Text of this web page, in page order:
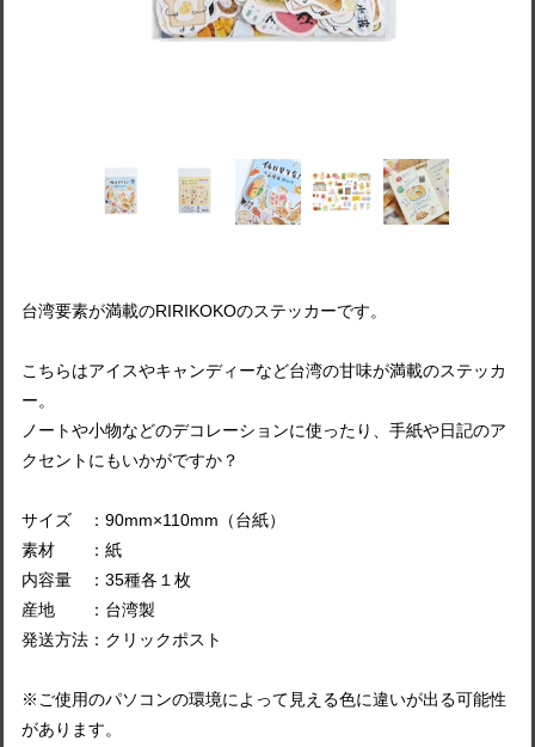
台湾要素が満載のRIRIKOKOのステッカーです。
こちらはアイスやキャンディーなど台湾の甘味が満載のステッカ
ー。
ノートや小物などのデコレーションに使ったり、手紙や日記のア
クセントにもいかがですか？
サイズ ：90mm×110mm（台紙）
素材 ：紙
内容量 ：35種各１枚
産地 ：台湾製
発送方法：クリックポスト
※ご使用のパソコンの環境によって見える色に違いが出る可能性
があります。